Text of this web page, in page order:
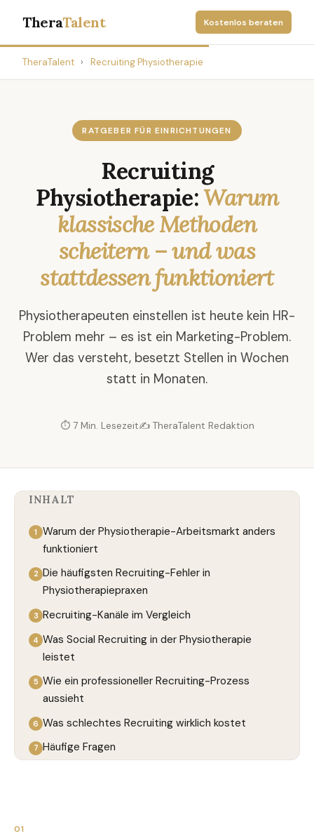
TheraTalent Kostenlos beraten
TheraTalent › Recruiting Physiotherapie
RATGEBER FÜR EINRICHTUNGEN
Recruiting
Physiotherapie:Warum
klassische Methoden
scheitern – und was
stattdessen funktioniert
Physiotherapeuten einstellen ist heute kein HR-
Problem mehr – es ist ein Marketing-Problem.
Wer das versteht, besetzt Stellen in Wochen
statt in Monaten.
⏱ 7 Min. Lesezeit✍️ TheraTalent Redaktion
INHALT
Warum der Physiotherapie-Arbeitsmarkt anders
funktioniert
Die häufigsten Recruiting-Fehler in
Physiotherapiepraxen
Recruiting-Kanäle im Vergleich
Was Social Recruiting in der Physiotherapie
leistet
Wie ein professioneller Recruiting-Prozess
aussieht
Was schlechtes Recruiting wirklich kostet
Häufige Fragen
01